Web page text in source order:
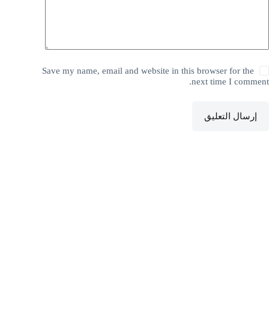
Save my name, email and website in this browser for the
next time I comment.
إرسال التعليق